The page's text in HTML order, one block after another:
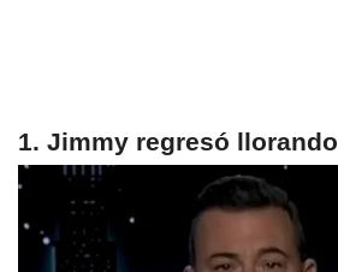
1. Jimmy regresó llorando